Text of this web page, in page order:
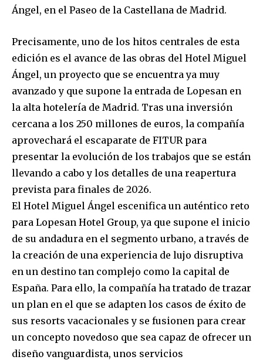
Ángel, en el Paseo de la Castellana de Madrid.
Precisamente, uno de los hitos centrales de esta
edición es el avance de las obras del Hotel Miguel
Ángel, un proyecto que se encuentra ya muy
avanzado y que supone la entrada de Lopesan en
la alta hotelería de Madrid. Tras una inversión
cercana a los 250 millones de euros, la compañía
aprovechará el escaparate de FITUR para
presentar la evolución de los trabajos que se están
llevando a cabo y los detalles de una reapertura
prevista para finales de 2026.
El Hotel Miguel Ángel escenifica un auténtico reto
para Lopesan Hotel Group, ya que supone el inicio
de su andadura en el segmento urbano, a través de
la creación de una experiencia de lujo disruptiva
en un destino tan complejo como la capital de
España. Para ello, la compañía ha tratado de trazar
un plan en el que se adapten los casos de éxito de
sus resorts vacacionales y se fusionen para crear
un concepto novedoso que sea capaz de ofrecer un
diseño vanguardista, unos servicios